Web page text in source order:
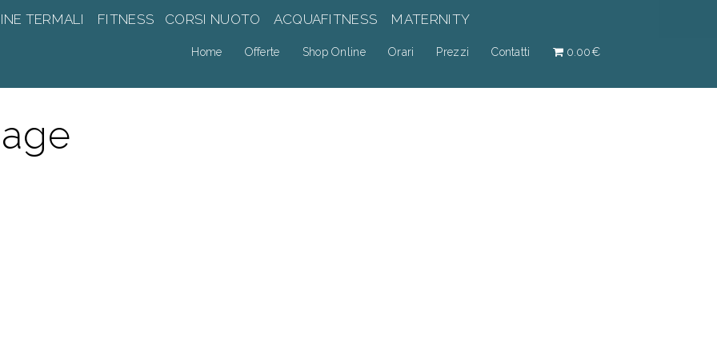
Home Offerte Shop Online Orari Prezzi Contatti 0.00€
TERMALI FITNESS CORSI NUOTO ACQUAFITNESS MATERNITY